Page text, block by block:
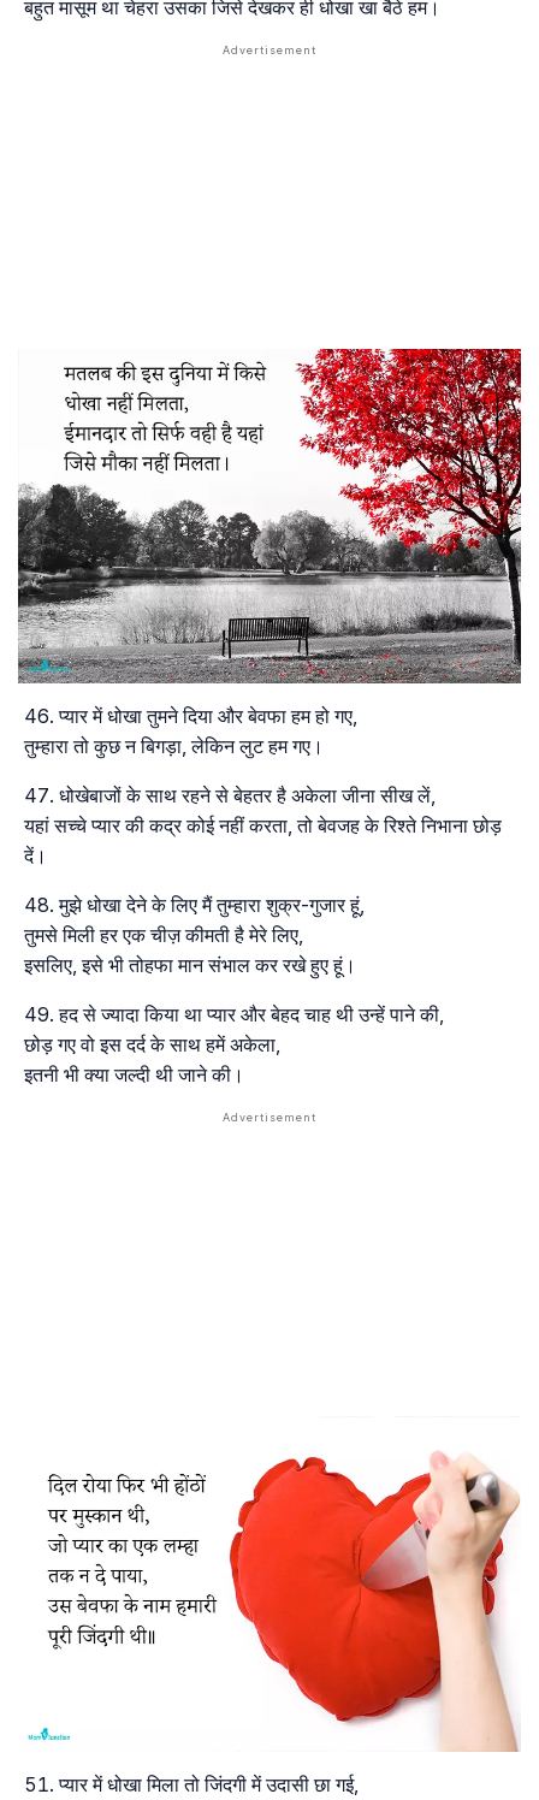
बहुत मासूम था चेहरा उसका जिसे देखकर ही धोखा खा बैठे हम।
प्यार में धोखा तुमने दिया और बेवफा हम हो गए,
तुम्हारा तो कुछ न बिगड़ा, लेकिन लुट हम गए।
धोखेबाजों के साथ रहने से बेहतर है अकेला जीना सीख लें,
यहां सच्चे प्यार की कद्र कोई नहीं करता, तो बेवजह के रिश्ते निभाना छोड़
दें।
मुझे धोखा देने के लिए मैं तुम्हारा शुक्र-गुजार हूं,
तुमसे मिली हर एक चीज़ कीमती है मेरे लिए,
इसलिए, इसे भी तोहफा मान संभाल कर रखे हुए हूं।
हद से ज्यादा किया था प्यार और बेहद चाह थी उन्हें पाने की,
छोड़ गए वो इस दर्द के साथ हमें अकेला,
इतनी भी क्या जल्दी थी जाने की।
प्यार में धोखा मिला तो जिंदगी में उदासी छा गई,